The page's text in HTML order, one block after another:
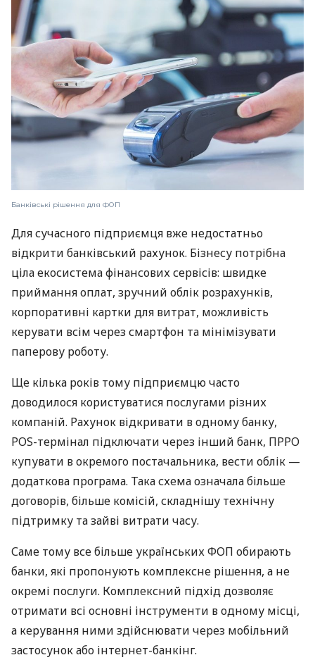
Банківські рішення для ФОП
Для сучасного підприємця вже недостатньо
відкрити банківський рахунок. Бізнесу потрібна
ціла екосистема фінансових сервісів: швидке
приймання оплат, зручний облік розрахунків,
корпоративні картки для витрат, можливість
керувати всім через смартфон та мінімізувати
паперову роботу.
Ще кілька років тому підприємцю часто
доводилося користуватися послугами різних
компаній. Рахунок відкривати в одному банку,
POS-термінал підключати через інший банк, ПРРО
купувати в окремого постачальника, вести облік —
додаткова програма. Така схема означала більше
договорів, більше комісій, складнішу технічну
підтримку та зайві витрати часу.
Саме тому все більше українських ФОП обирають
банки, які пропонують комплексне рішення, а не
окремі послуги. Комплексний підхід дозволяє
отримати всі основні інструменти в одному місці,
а керування ними здійснювати через мобільний
застосунок або інтернет-банкінг.